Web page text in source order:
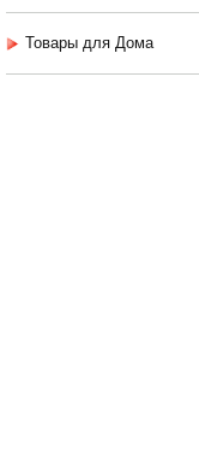
Товары для Дома